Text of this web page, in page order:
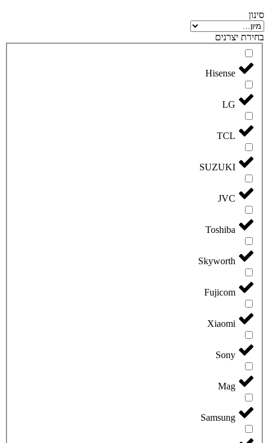
סינון
בחירת יצרנים
Hisense
LG
TCL
SUZUKI
JVC
Toshiba
Skyworth
Fujicom
Xiaomi
Sony
Mag
Samsung